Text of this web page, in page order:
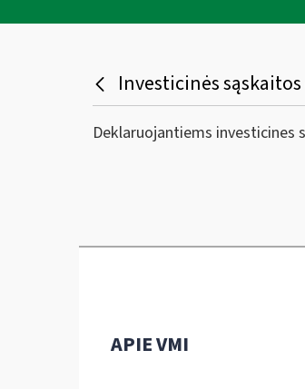
Investicinės
Deklaruojantiems
APIE VMI